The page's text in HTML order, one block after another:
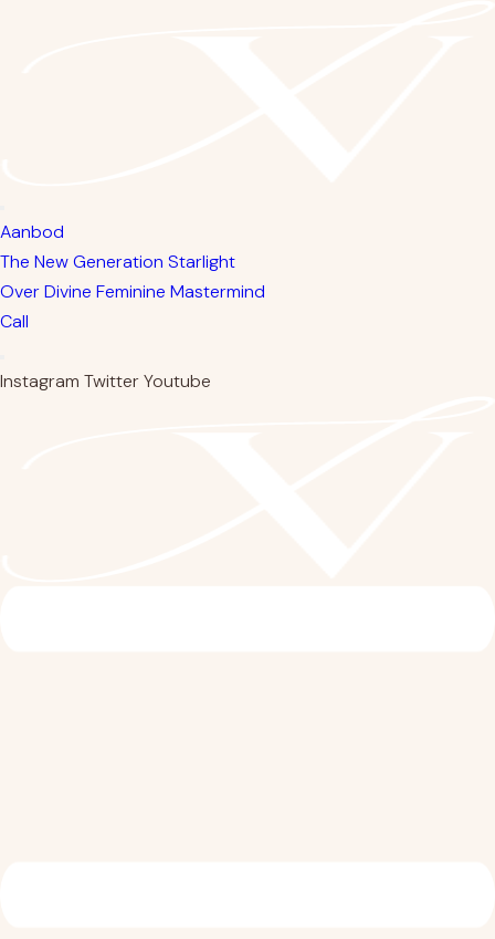
Aanbod
The New Generation Starlight
Over Divine Feminine Mastermind
Call
Instagram TwitterYoutube